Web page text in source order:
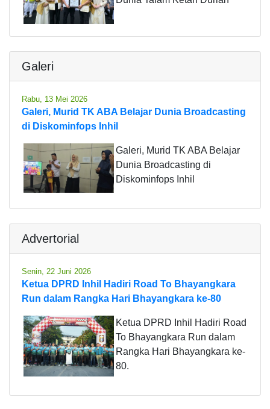
Galeri
Rabu, 13 Mei 2026
Galeri, Murid TK ABA Belajar Dunia Broadcasting
di Diskominfops Inhil
Galeri, Murid TK ABA Belajar
Dunia Broadcasting di
Diskominfops Inhil
Advertorial
Senin, 22 Juni 2026
Ketua DPRD Inhil Hadiri Road To Bhayangkara
Run dalam Rangka Hari Bhayangkara ke-80
Ketua DPRD Inhil Hadiri Road
To Bhayangkara Run dalam
Rangka Hari Bhayangkara ke-
80.